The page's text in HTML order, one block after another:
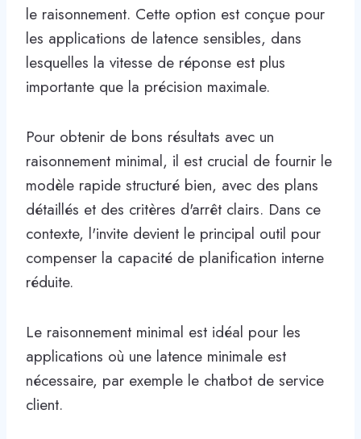
le raisonnement. Cette option est conçue pour
les applications de latence sensibles, dans
lesquelles la vitesse de réponse est plus
importante que la précision maximale.
Pour obtenir de bons résultats avec un
raisonnement minimal, il est crucial de fournir le
modèle rapide structuré bien, avec des plans
détaillés et des critères d'arrêt clairs. Dans ce
contexte, l'invite devient le principal outil pour
compenser la capacité de planification interne
réduite.
Le raisonnement minimal est idéal pour les
applications où une latence minimale est
nécessaire, par exemple le chatbot de service
client.